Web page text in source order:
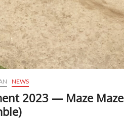
NEWS
2023 — Maze Maze